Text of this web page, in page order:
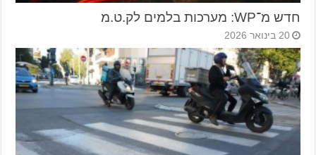
חדש מ־WP: מערכות בלמים לק.ט.מ
20 בינואר 2026